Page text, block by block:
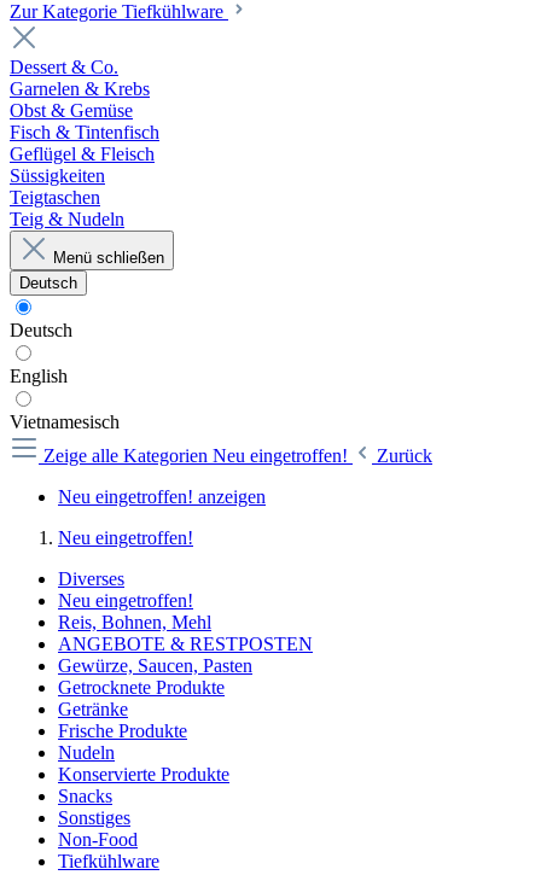
Zur Kategorie Tiefkühlware
Dessert & Co.
Garnelen & Krebs
Obst & Gemüse
Fisch & Tintenfisch
Geflügel & Fleisch
Süssigkeiten
Teigtaschen
Teig & Nudeln
Menü schließen
Deutsch
Deutsch
English
Vietnamesisch
Zeige alle Kategorien Neu eingetroffen!
Zurück
Neu eingetroffen! anzeigen
Neu eingetroffen!
Diverses
Neu eingetroffen!
Reis, Bohnen, Mehl
ANGEBOTE & RESTPOSTEN
Gewürze, Saucen, Pasten
Getrocknete Produkte
Getränke
Frische Produkte
Nudeln
Konservierte Produkte
Snacks
Sonstiges
Non-Food
Tiefkühlware